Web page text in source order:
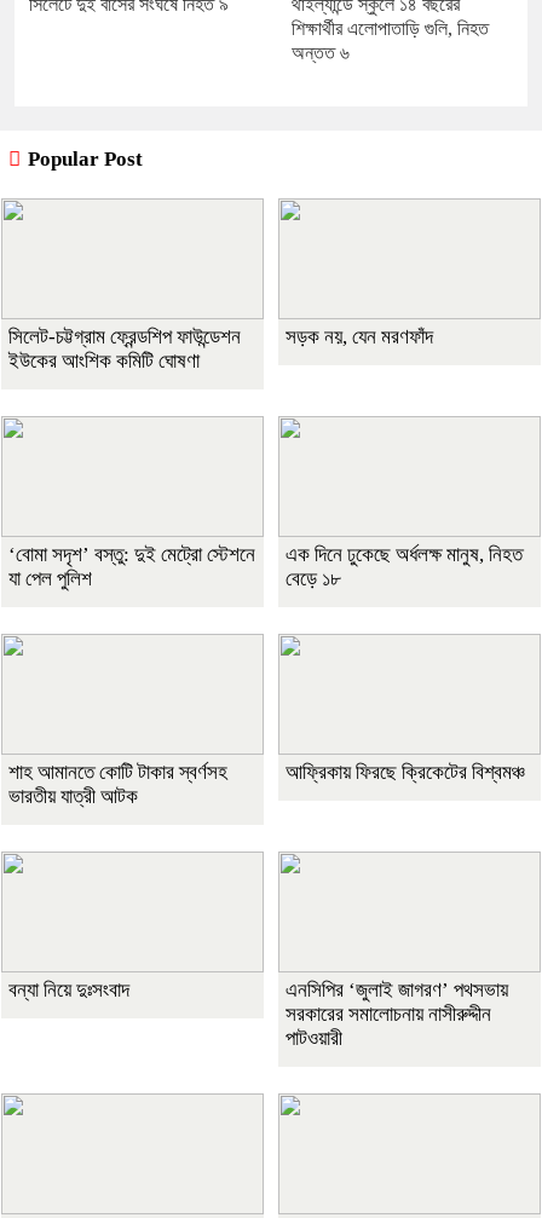
শিক্ষার্থীর এলোপাতাড়ি গুলি, নিহত
অন্তত ৬
Popular Post
সিলেট-চট্টগ্রাম ফ্রেন্ডশিপ ফাউন্ডেশন
ইউকের আংশিক কমিটি ঘোষণা
সড়ক নয়, যেন মরণফাঁদ
‘বোমা সদৃশ’ বস্তু: দুই মেট্রো স্টেশনে
যা পেল পুলিশ
এক দিনে ঢুকেছে অর্ধলক্ষ মানুষ, নিহত
বেড়ে ১৮
শাহ আমানতে কোটি টাকার স্বর্ণসহ
ভারতীয় যাত্রী আটক
আফ্রিকায় ফিরছে ক্রিকেটের বিশ্বমঞ্চ
বন্যা নিয়ে দুঃসংবাদ
এনসিপির ‘জুলাই জাগরণ’ পথসভায়
সরকারের সমালোচনায় নাসীরুদ্দীন
পাটওয়ারী